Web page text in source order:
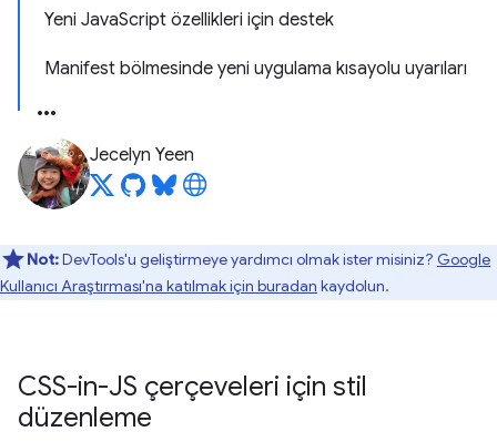
Yeni JavaScript özellikleri için destek
Manifest bölmesinde yeni uygulama kısayolu uyarıları
Jecelyn Yeen
Not:DevTools'u geliştirmeye yardımcı olmak ister misiniz? Google
Kullanıcı Araştırması'na katılmak için buradan kaydolun.
CSS-in-JS çerçeveleri için stil
düzenleme